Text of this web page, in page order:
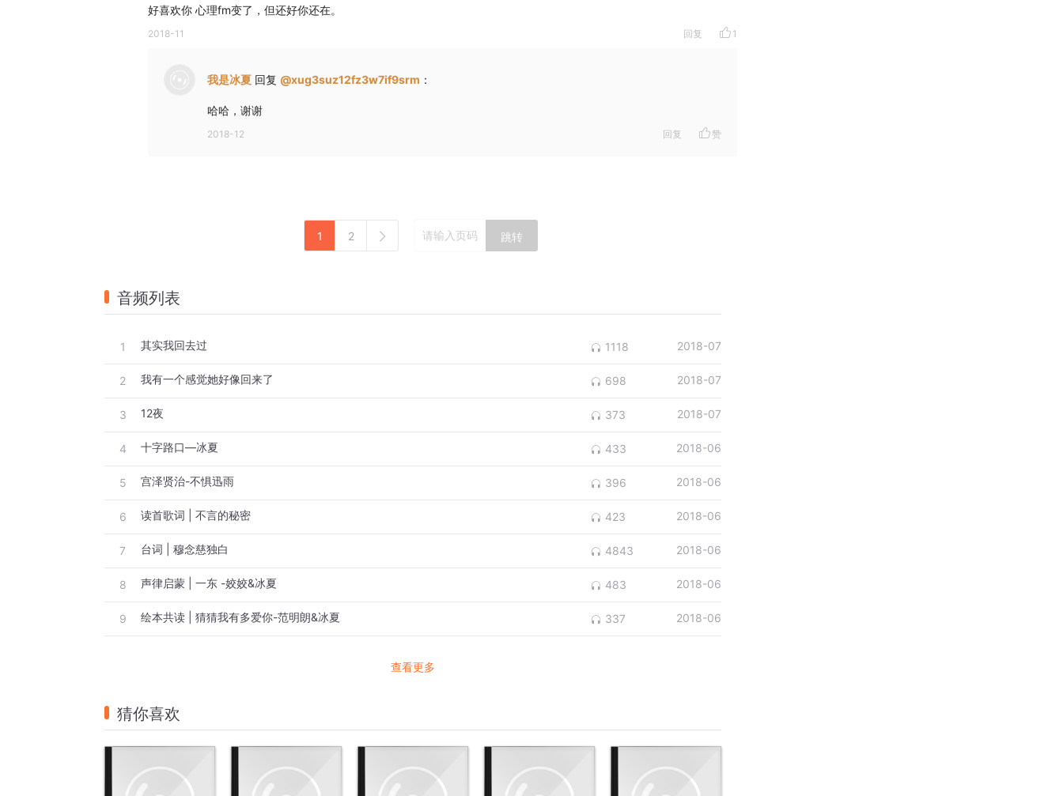
好喜欢你 心理fm变了，但还好你还在。
2018-11 回复 1
我是冰夏 回复 @xug3suz12fz3w7if9srm ：
哈哈，谢谢
2018-12 回复 赞
1 2 跳转
音频列表
1 其实我回去过 1118 2018-07
2 我有一个感觉她好像回来了 698 2018-07
3 12夜 373 2018-07
4 十字路口—冰夏 433 2018-06
5 宫泽贤治-不惧迅雨 396 2018-06
6 读首歌词 | 不言的秘密 423 2018-06
7 台词 | 穆念慈独白 4843 2018-06
8 声律启蒙 | 一东 -姣姣&冰夏 483 2018-06
9 绘本共读 | 猜猜我有多爱你-范明朗&冰夏 337 2018-06
查看更多
猜你喜欢